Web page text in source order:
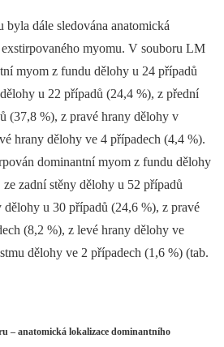
byla dále sledována anatomická
myomu. V souboru LM
myom z fundu dělohy u 24 případů
u 22 případů (24,4 %), z přední
(37,8 %), z pravé hrany dělohy v
hrany dělohy ve 4 případech (4,4 %).
dominantní myom z fundu dělohy
zadní stěny dělohy u 52 případů
dělohy u 30 případů (24,6 %), z pravé
(8,2 %), z levé hrany dělohy ve
dělohy ve 2 případech (1,6 %) (tab.
– anatomická lokalizace dominantního